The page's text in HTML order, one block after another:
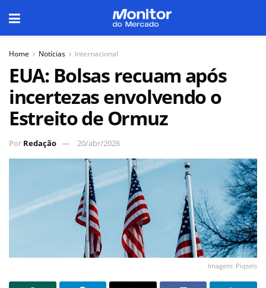
Home Notícias Internacional
EUA: Bolsas recuam após
incertezas envolvendo o
Estreito de Ormuz
Por Redação 20/abr/2026
Imagem: Piqsels